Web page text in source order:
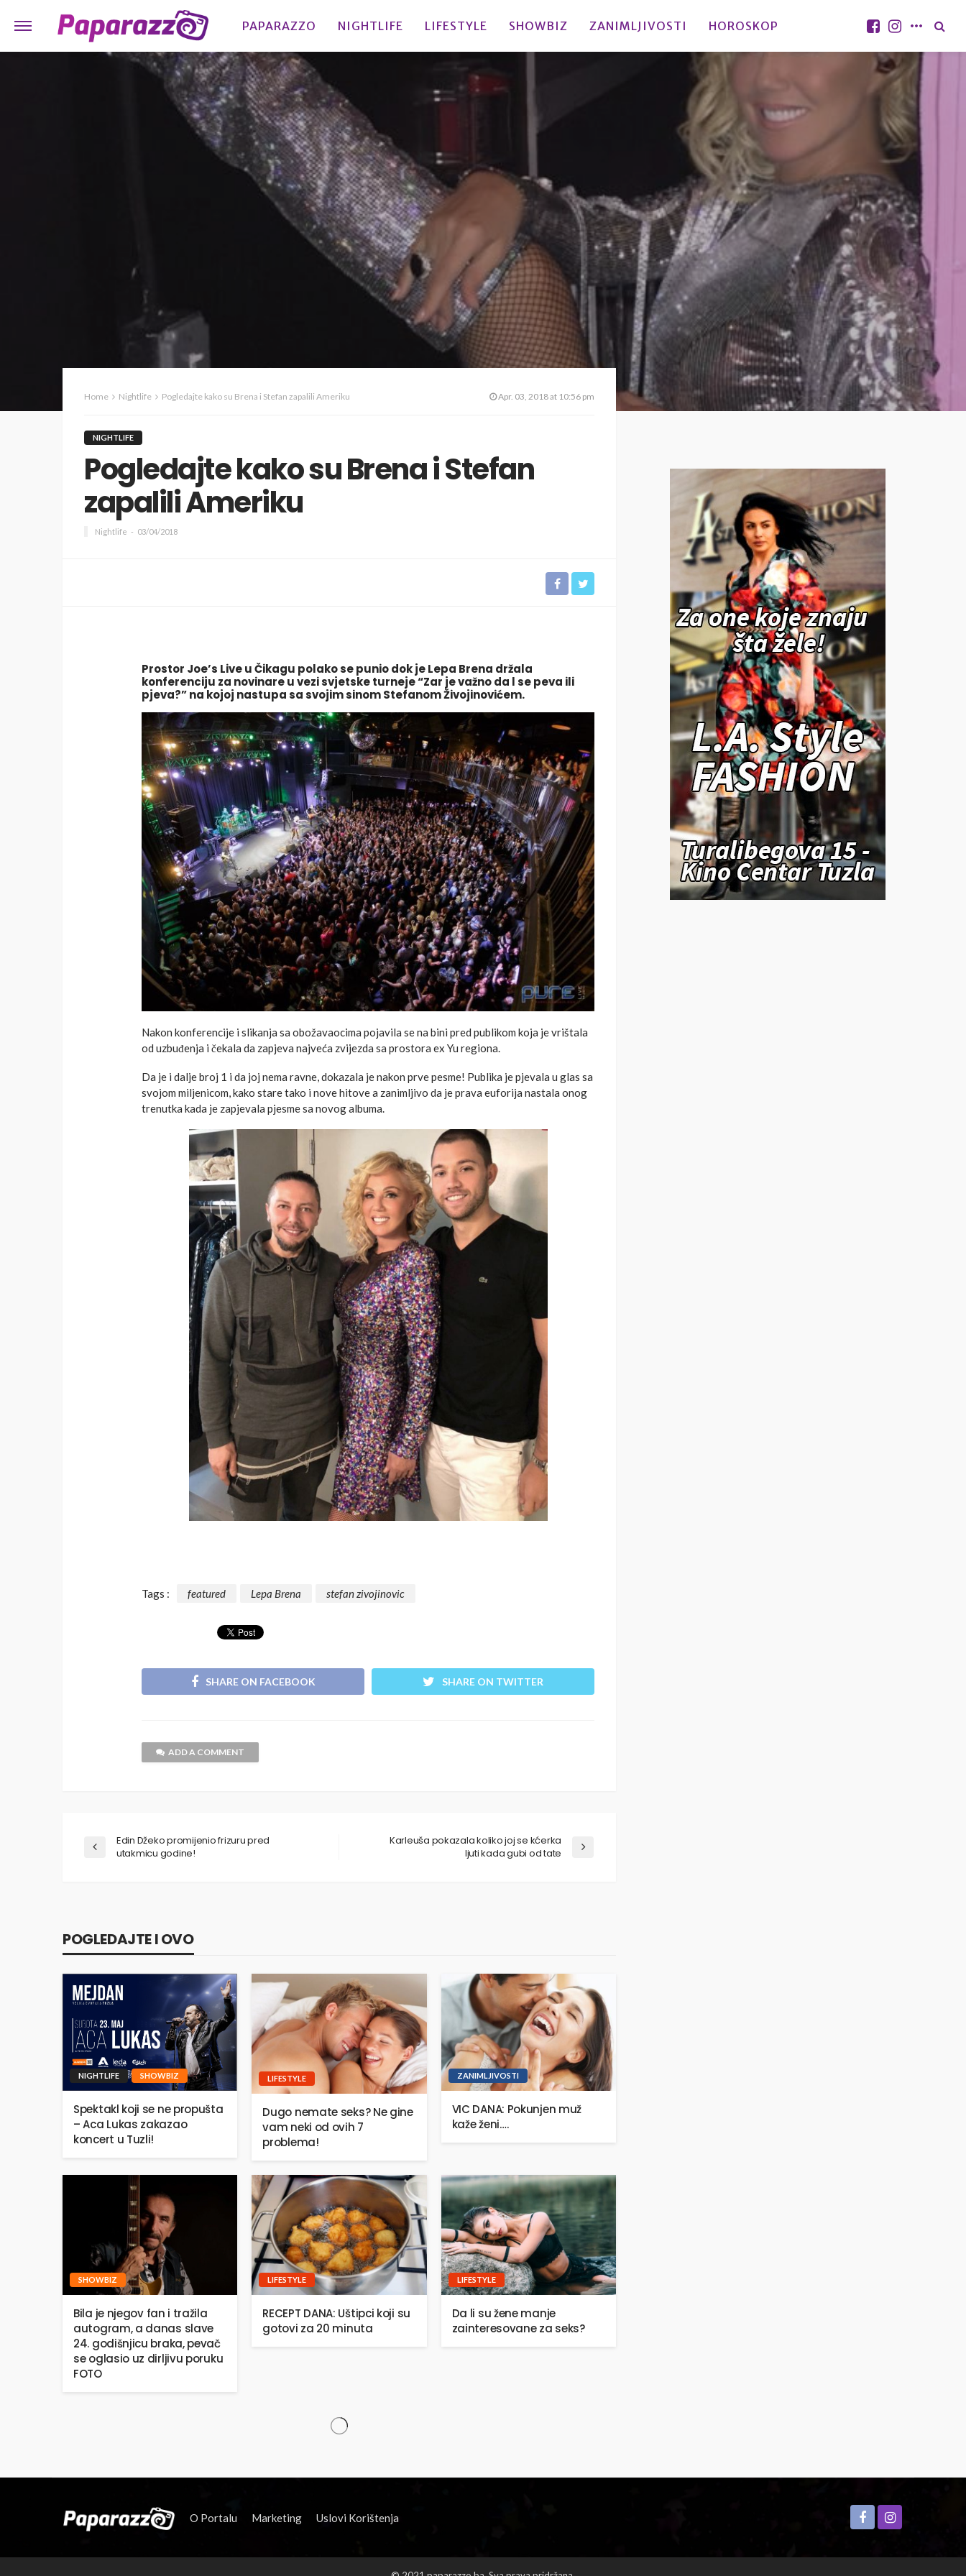
PAPARAZZO NIGHTLIFE LIFESTYLE SHOWBIZ ZANIMLJIVOSTI HOROSKOP
Home Nightlife Pogledajte kako su Brena i Stefan zapalili Ameriku Apr. 03, 2018 at 10:56 pm
NIGHTLIFE
Pogledajte kako su Brena i Stefan
zapalili Ameriku
Nightlife 03/04/2018
Prostor Joe’s Live u Čikagu polako se punio dok jeLepa Brena držala
konferenciju za novinare u vezi svjetske turneje “Zar je važno da l se peva ili
pjeva?” na kojoj nastupa sa svojim sinomStefanom Živojinovićem.
Nakon konferencije i slikanja sa obožavaocima pojavila se na bini pred publikom koja je vrištala
od uzbuđenja i čekala da zapjeva najveća zvijezda sa prostora ex Yu regiona.
Da je i dalje broj 1 i da joj nema ravne, dokazala je nakon prve pesme! Publika je pjevala u glas sa
svojom miljenicom, kako stare tako i nove hitove a zanimljivo da je prava euforija nastala onog
trenutka kada je zapjevala pjesme sa novog albuma.
Tags : featured Lepa Brena stefan zivojinovic
SHARE ON FACEBOOK SHARE ON TWITTER
ADD A COMMENT
Edin Džeko promijenio frizuru pred
utakmicu godine!
Karleuša pokazala koliko joj se kćerka
ljuti kada gubi od tate
POGLEDAJTE I OVO
NIGHTLIFE SHOWBIZ
Spektakl koji se ne propušta
– Aca Lukas zakazao
koncert u Tuzli!
LIFESTYLE
Dugo nemate seks? Ne gine
vam neki od ovih 7
problema!
ZANIMLJIVOSTI
VIC DANA: Pokunjen muž
kaže ženi….
SHOWBIZ
Bila je njegov fan i tražila
autogram, a danas slave
24. godišnjicu braka, pevač
se oglasio uz dirljivu poruku
FOTO
LIFESTYLE
RECEPT DANA: Uštipci koji su
gotovi za 20 minuta
LIFESTYLE
Da li su žene manje
zainteresovane za seks?
O Portalu Marketing Uslovi Korištenja